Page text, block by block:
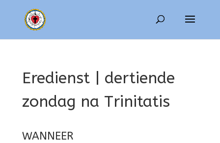
Eredienst | dertiende
zondag na Trinitatis
WANNEER